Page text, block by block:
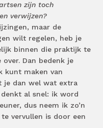
zijn toch
verwijzen?
maar de
wilt regelen, heb je
binnen die praktijk te
Dan bedenk je
kunt maken van
je dan wel wat extra
al snel: ik word
dus neem ik zo’n
vervullen is door een